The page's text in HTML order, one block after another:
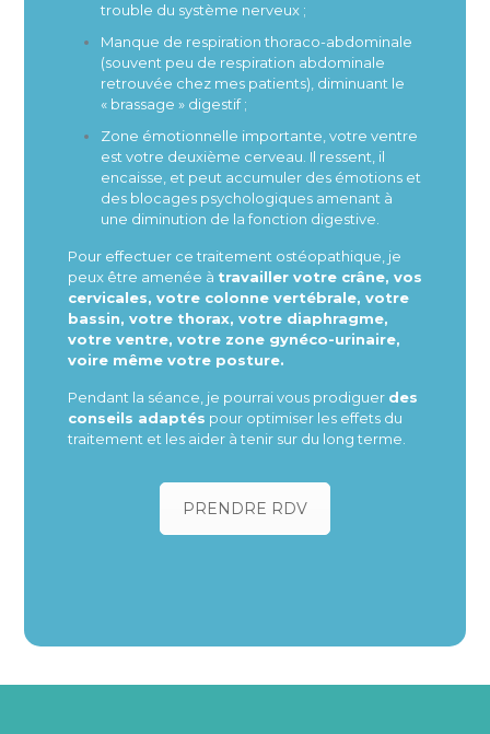
trouble du système nerveux ;
Manque de respiration thoraco-abdominale
(souvent peu de respiration abdominale
retrouvée chez mes patients), diminuant le
« brassage » digestif ;
Zone émotionnelle importante, votre ventre
est votre deuxième cerveau. Il ressent, il
encaisse, et peut accumuler des émotions et
des blocages psychologiques amenant à
une diminution de la fonction digestive.
Pour effectuer ce traitement ostéopathique, je
peux être amenée à travailler votre crâne, vos
cervicales, votre colonne vertébrale, votre
bassin, votre thorax, votre diaphragme,
votre ventre, votre zone gynéco-urinaire,
voire même votre posture.
Pendant la séance, je pourrai vous prodiguer des
conseils adaptés pour optimiser les effets du
traitement et les aider à tenir sur du long terme.
PRENDRE RDV